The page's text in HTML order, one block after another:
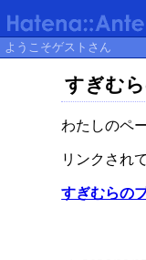
ようこそゲストさん
すぎむ
わたしのペ
リンクされ
すぎむらの